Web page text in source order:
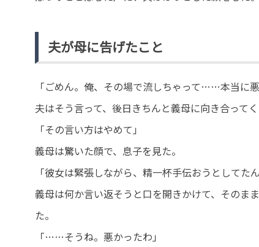
夫が母に告げたこと
「ごめん。俺、その場で流しちゃって……本当に悪
夫はそう言って、後日きちんと義母に向き合って
「その言い方はやめて」
義母は驚いた顔で、息子を見た。
「彼女は緊張しながら、精一杯手伝おうとしてた
義母は何か言い返そうと口を開きかけて、そのま
た。
「……そうね。悪かったわ」